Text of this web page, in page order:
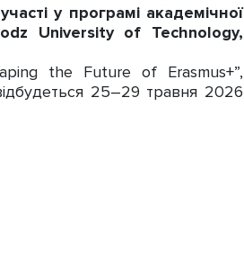
у програмі академічної
University of Technology,
the Future of Erasmus+”,
25–29 травня 2026